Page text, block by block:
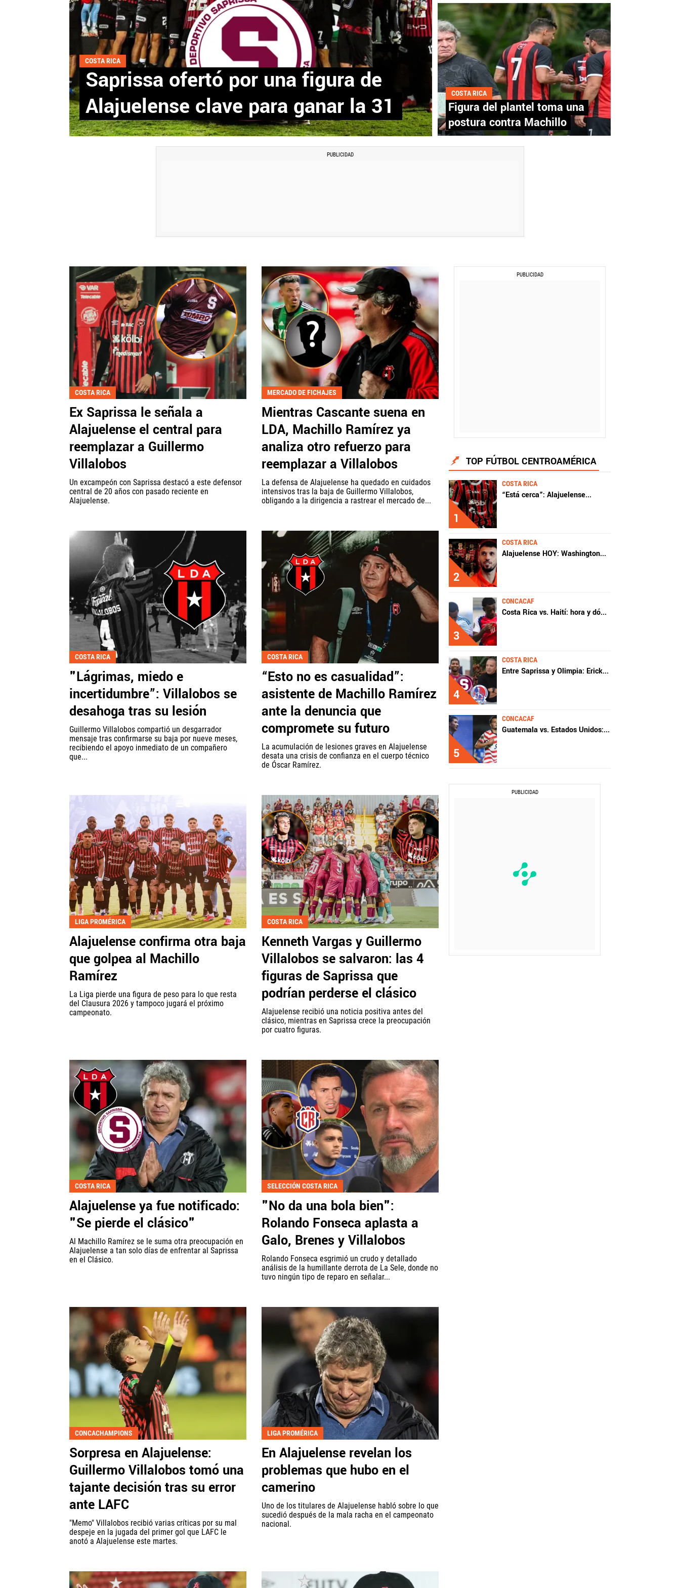
COSTA RICA
Saprissa ofertó por una figura de
Alajuelense clave para ganar la 31
COSTA RICA
Figura del plantel toma una
postura contra Machillo
COSTA RICA
Ex Saprissa le señala a
Alajuelense el central para
reemplazar a Guillermo
Villalobos
Un excampeón con Saprissa destacó a este defensor
central de 20 años con pasado reciente en
Alajuelense.
MERCADO DE FICHAJES
Mientras Cascante suena en
LDA, Machillo Ramírez ya
analiza otro refuerzo para
reemplazar a Villalobos
La defensa de Alajuelense ha quedado en cuidados
intensivos tras la baja de Guillermo Villalobos,
obligando a la dirigencia a rastrear el mercado de...
COSTA RICA
"Lágrimas, miedo e
incertidumbre”: Villalobos se
desahoga tras su lesión
Guillermo Villalobos compartió un desgarrador
mensaje tras confirmarse su baja por nueve meses,
recibiendo el apoyo inmediato de un compañero
que...
COSTA RICA
“Esto no es casualidad”:
asistente de Machillo Ramírez
ante la denuncia que
compromete su futuro
La acumulación de lesiones graves en Alajuelense
desata una crisis de confianza en el cuerpo técnico
de Óscar Ramírez.
LIGA PROMÉRICA
Alajuelense confirma otra baja
que golpea al Machillo
Ramírez
La Liga pierde una figura de peso para lo que resta
del Clausura 2026 y tampoco jugará el próximo
campeonato.
COSTA RICA
Kenneth Vargas y Guillermo
Villalobos se salvaron: las 4
figuras de Saprissa que
podrían perderse el clásico
Alajuelense recibió una noticia positiva antes del
clásico, mientras en Saprissa crece la preocupación
por cuatro figuras.
COSTA RICA
Alajuelense ya fue notificado:
"Se pierde el clásico"
Al Machillo Ramírez se le suma otra preocupación en
Alajuelense a tan solo días de enfrentar al Saprissa
en el Clásico.
SELECCIÓN COSTA RICA
"No da una bola bien":
Rolando Fonseca aplasta a
Galo, Brenes y Villalobos
Rolando Fonseca esgrimió un crudo y detallado
análisis de la humillante derrota de La Sele, donde no
tuvo ningún tipo de reparo en señalar...
CONCACHAMPIONS
Sorpresa en Alajuelense:
Guillermo Villalobos tomó una
tajante decisión tras su error
ante LAFC
"Memo" Villalobos recibió varias críticas por su mal
despeje en la jugada del primer gol que LAFC le
anotó a Alajuelense este martes.
LIGA PROMÉRICA
En Alajuelense revelan los
problemas que hubo en el
camerino
Uno de los titulares de Alajuelense habló sobre lo que
sucedió después de la mala racha en el campeonato
nacional.
TOP FÚTBOL CENTROAMÉRICA
1
COSTA RICA
“Está cerca”: Alajuelense...
2
COSTA RICA
Alajuelense HOY: Washington...
3
CONCACAF
Costa Rica vs. Haití: hora y dó...
4
COSTA RICA
Entre Saprissa y Olimpia: Erick...
5
CONCACAF
Guatemala vs. Estados Unidos:...